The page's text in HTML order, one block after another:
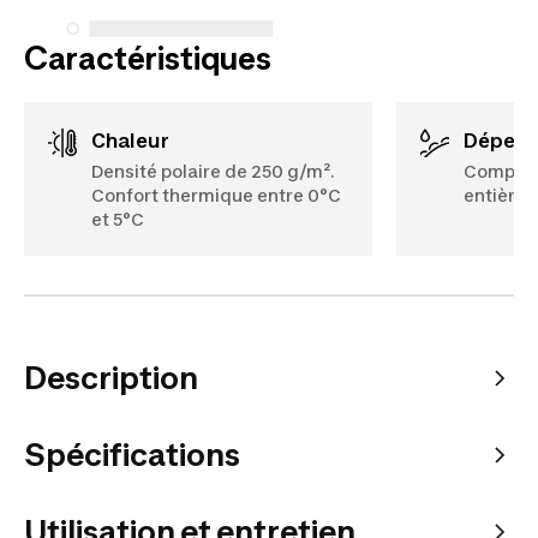
Caractéristiques
Chaleur
Densité polaire de 250 g/m².
Confort thermique entre 0°C
et 5°C
Description
Spécifications